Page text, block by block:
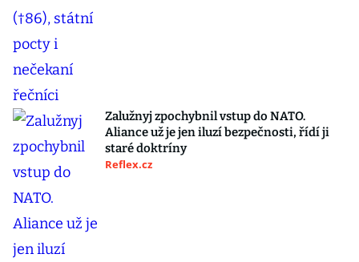
Zalužnyj zpochybnil vstup do NATO.
Aliance už je jen iluzí bezpečnosti, řídí ji
staré doktríny
Reflex.cz